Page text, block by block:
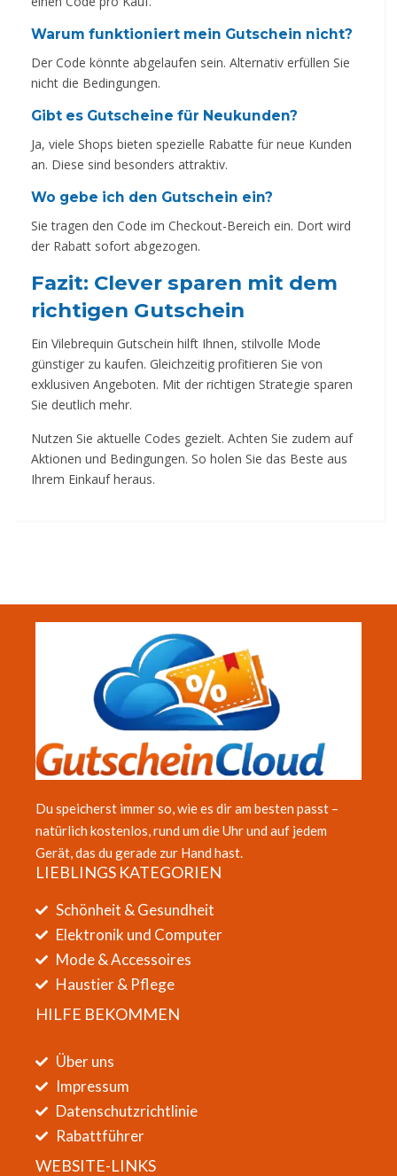
Warum funktioniert mein Gutschein nicht?
Der Code könnte abgelaufen sein. Alternativ erfüllen Sie
nicht die Bedingungen.
Gibt es Gutscheine für Neukunden?
Ja, viele Shops bieten spezielle Rabatte für neue Kunden
an. Diese sind besonders attraktiv.
Wo gebe ich den Gutschein ein?
Sie tragen den Code im Checkout-Bereich ein. Dort wird
der Rabatt sofort abgezogen.
Fazit: Clever sparen mit dem
richtigen Gutschein
Ein Vilebrequin Gutschein hilft Ihnen, stilvolle Mode
günstiger zu kaufen. Gleichzeitig profitieren Sie von
exklusiven Angeboten. Mit der richtigen Strategie sparen
Sie deutlich mehr.
Nutzen Sie aktuelle Codes gezielt. Achten Sie zudem auf
Aktionen und Bedingungen. So holen Sie das Beste aus
Ihrem Einkauf heraus.
Du speicherst immer so, wie es dir am besten passt –
natürlich kostenlos, rund um die Uhr und auf jedem
Gerät, das du gerade zur Hand hast.
LIEBLINGS KATEGORIEN
Schönheit & Gesundheit
Elektronik und Computer
Mode & Accessoires
Haustier & Pflege
HILFE BEKOMMEN
Über uns
Impressum
Datenschutzrichtlinie
Rabattführer
WEBSITE-LINKS